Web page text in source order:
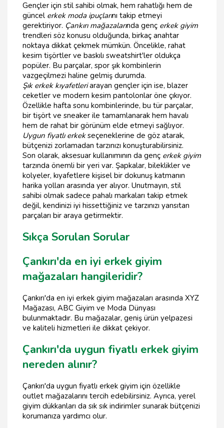
Gençler için stil sahibi olmak, hem rahatlığı hem de
güncel erkek moda ipuçlarını takip etmeyi
gerektiriyor. Çankırı mağazalarında genç erkek giyim
trendleri söz konusu olduğunda, birkaç anahtar
noktaya dikkat çekmek mümkün. Öncelikle, rahat
kesim tişörtler ve baskılı sweatshirt'ler oldukça
popüler. Bu parçalar, spor şık kombinlerin
vazgeçilmezi haline gelmiş durumda.
Şık erkek kıyafetleriarayan gençler için ise, blazer
ceketler ve modern kesim pantolonlar öne çıkıyor.
Özellikle hafta sonu kombinlerinde, bu tür parçalar,
bir tişört ve sneaker ile tamamlanarak hem havalı
hem de rahat bir görünüm elde etmeyi sağlıyor.
Uygun fiyatlı erkekseçeneklerine de göz atarak,
bütçenizi zorlamadan tarzınızı konuşturabilirsiniz.
Son olarak, aksesuar kullanımının da genç erkek giyim
tarzında önemli bir yeri var. Şapkalar, bileklikler ve
kolyeler, kıyafetlere kişisel bir dokunuş katmanın
harika yolları arasında yer alıyor. Unutmayın, stil
sahibi olmak sadece pahalı markaları takip etmek
değil, kendinizi iyi hissettiğiniz ve tarzınızı yansıtan
parçaları bir araya getirmektir.
Sıkça Sorulan Sorular
Çankırı'da en iyi erkek giyim
mağazaları hangileridir?
Çankırı'da en iyi erkek giyim mağazaları arasında XYZ
Mağazası, ABC Giyim ve Moda Dünyası
bulunmaktadır. Bu mağazalar, geniş ürün yelpazesi
ve kaliteli hizmetleri ile dikkat çekiyor.
Çankırı'da uygun fiyatlı erkek giyim
nereden alınır?
Çankırı'da uygun fiyatlı erkek giyim için özellikle
outlet mağazalarını tercih edebilirsiniz. Ayrıca, yerel
giyim dükkanları da sık sık indirimler sunarak bütçenizi
korumanıza yardımcı olur.